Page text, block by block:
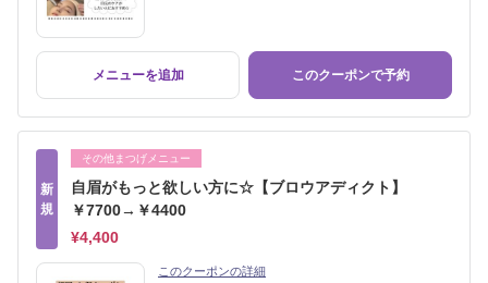
メニューを追加 このクーポンで予約
新
規
その他まつげメニュー
自眉がもっと欲しい方に☆【ブロウアディクト】
￥7700→￥4400
¥4,400
このクーポンの詳細